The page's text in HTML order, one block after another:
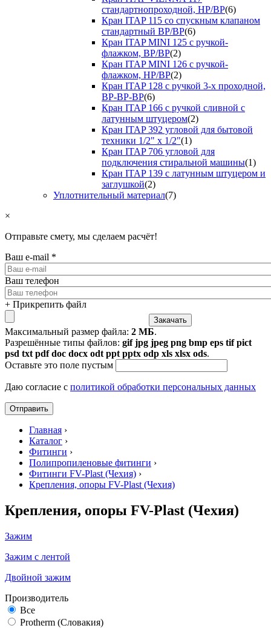
стандартнопроходной, НР/ВР(6)
Кран ITAP 115 со спускным клапаном
стандартный ВР/ВР(6)
Кран ITAP MINI 125 с ручкой-
флажком, ВР/ВР(2)
Кран ITAP MINI 126 с ручкой-
флажком, НР/ВР(2)
Кран ITAP 128 с ручкой 3-х проходной,
ВР-ВР-ВР(6)
Кран ITAP 166 с ручкой сливной с
латунным штуцером(2)
Кран ITAP 392 угловой для бытовой
техники 1/2" х 1/2"(1)
Кран ITAP 706 угловой для
подключения стиральной машины(1)
Кран ITAP 139 с латунным штуцером и
заглушкой(2)
Уплотнительный материал(7)
×
Отправьте смету, мы сделаем расчёт!
Ваш e-mail *
Ваш телефон
+ Прикрепить файл
Максимальный размер файла: 2 МБ.
Разрешённые типы файлов: gif jpg jpeg png bmp eps tif pict
psd txt pdf doc docx odt ppt pptx odp xls xlsx ods.
Оставьте это поле пустым
Даю согласие с политикой обработки персональных данных
Главная ›
Каталог ›
Фитинги ›
Полипропиленовые фитинги ›
Фитинги FV-Plast (Чехия) ›
Крепления, опоры FV-Plast (Чехия)
Крепления, опоры FV-Plast (Чехия)
Зажим
Зажим с лентой
Двойной зажим
Производитель
Все
Protherm (Словакия)